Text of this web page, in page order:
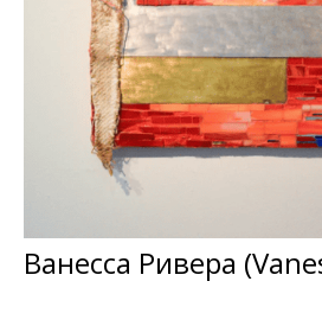
Ванесса Ривера